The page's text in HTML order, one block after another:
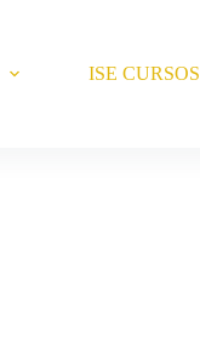
ISE CURSOS